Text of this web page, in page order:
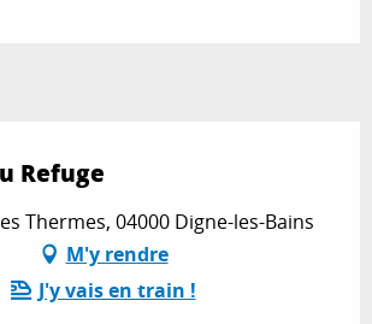
Refuge
Thermes, 04000 Digne-les-Bains
M'y rendre
J'y vais en train !